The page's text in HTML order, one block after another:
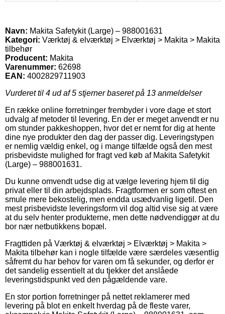
Navn: Makita Safetykit (Large) – 988001631
Kategori: Værktøj & elværktøj > Elværktøj > Makita > Makita
tilbehør
Producent: Makita
Varenummer: 62698
EAN: 4002829711903
Vurderet til 4 ud af 5 stjerner baseret på 13 anmeldelser
En række online forretninger frembyder i vore dage et stort
udvalg af metoder til levering. En der er meget anvendt er nu
om stunder pakkeshoppen, hvor det er nemt for dig at hente
dine nye produkter den dag der passer dig. Leveringstypen
er nemlig vældig enkel, og i mange tilfælde også den mest
prisbevidste mulighed for fragt ved køb af Makita Safetykit
(Large) – 988001631.
Du kunne omvendt udse dig at vælge levering hjem til dig
privat eller til din arbejdsplads. Fragtformen er som oftest en
smule mere bekostelig, men endda usædvanlig ligetil. Den
mest prisbevidste leveringsform vil dog altid vise sig at være
at du selv henter produkterne, men dette nødvendiggør at du
bor nær netbutikkens bopæl.
Fragttiden på Værktøj & elværktøj > Elværktøj > Makita >
Makita tilbehør kan i nogle tilfælde være særdeles væsentlig
såfremt du har behov for varen om få sekunder, og derfor er
det sandelig essentielt at du tjekker det anslåede
leveringstidspunkt ved den pågældende vare.
En stor portion forretninger på nettet reklamerer med
levering på blot en enkelt hverdag på de fleste varer,